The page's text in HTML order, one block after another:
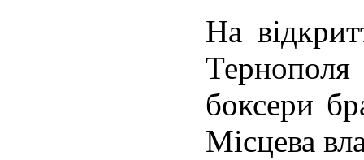
На
боксери
Місцева